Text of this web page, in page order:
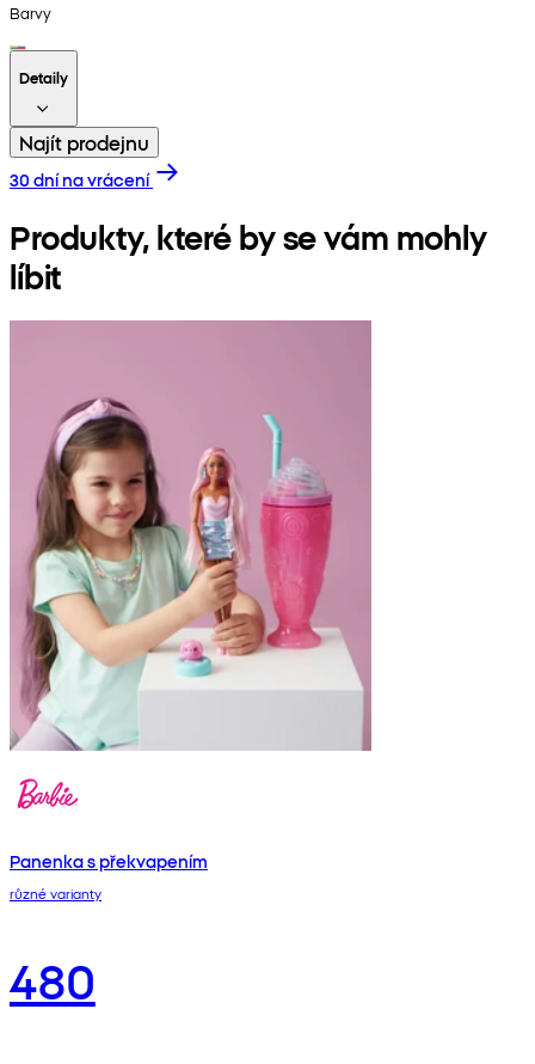
Barvy
Detaily
Najít prodejnu
30 dní na vrácení
Produkty, které by se vám mohly
líbit
Panenka s překvapením
různé varianty
480